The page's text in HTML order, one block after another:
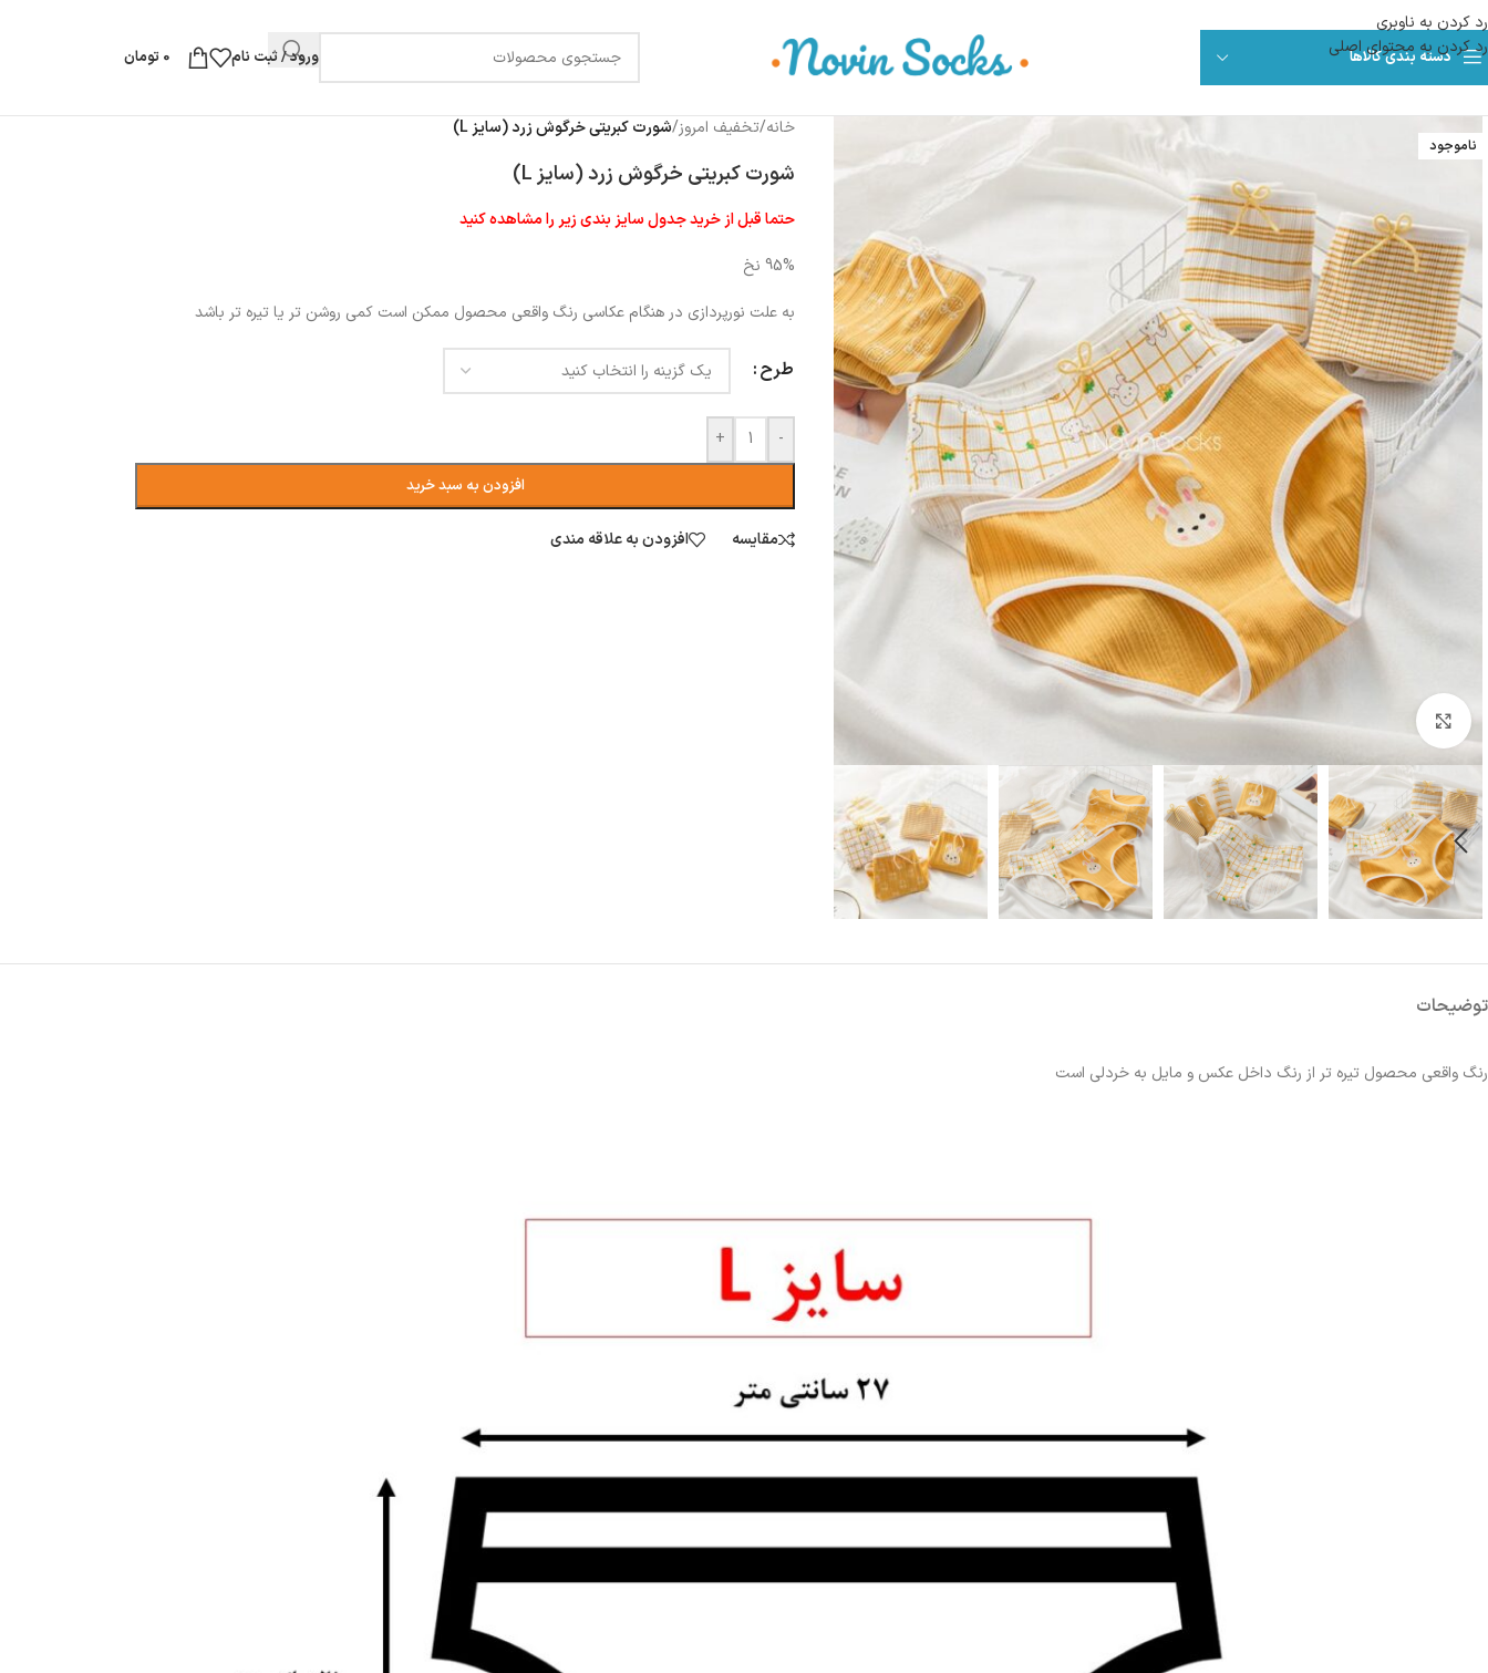
رد کردن به ناوبری
رد کردن به محتوای اصلی
دسته بندی کالاها ورود / ثبت نام 0 تومان
ناموجود
بزرگنمایی تصویر
خانه/تخفیف امروز/شورت کبریتی خرگوش زرد (سایز L)
شورت کبریتی خرگوش زرد (سایز L)
حتما قبل از خرید جدول سایز بندی زیر را مشاهده کنید
95% نخ
به علت نورپردازی در هنگام عکاسی رنگ واقعی محصول ممکن است کمی روشن تر یا تیره تر باشد
طرح
-
+
افزودن به سبد خرید
مقایسه افزودن به علاقه مندی
توضیحات
رنگ واقعی محصول تیره تر از رنگ داخل عکس و مایل به خردلی است